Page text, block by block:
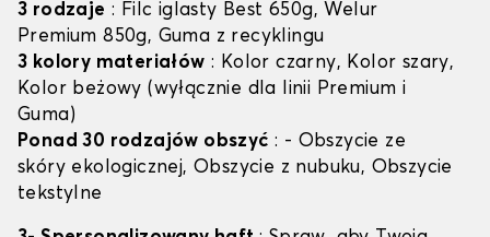
3 rodzaje : Filc iglasty Best 650g, Welur
Premium 850g, Guma z recyklingu
3 kolory materiałów : Kolor czarny, Kolor szary,
Kolor beżowy (wyłącznie dla linii Premium i
Guma)
Ponad 30 rodzajów obszyć : - Obszycie ze
skóry ekologicznej, Obszycie z nubuku, Obszycie
tekstylne